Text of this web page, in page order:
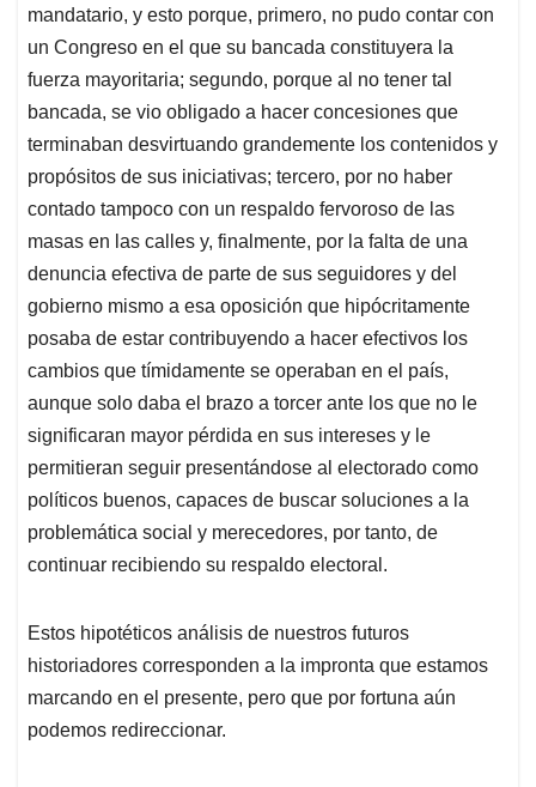
mandatario, y esto porque, primero, no pudo contar con
un Congreso en el que su bancada constituyera la
fuerza mayoritaria; segundo, porque al no tener tal
bancada, se vio obligado a hacer concesiones que
terminaban desvirtuando grandemente los contenidos y
propósitos de sus iniciativas; tercero, por no haber
contado tampoco con un respaldo fervoroso de las
masas en las calles y, finalmente, por la falta de una
denuncia efectiva de parte de sus seguidores y del
gobierno mismo a esa oposición que hipócritamente
posaba de estar contribuyendo a hacer efectivos los
cambios que tímidamente se operaban en el país,
aunque solo daba el brazo a torcer ante los que no le
significaran mayor pérdida en sus intereses y le
permitieran seguir presentándose al electorado como
políticos buenos, capaces de buscar soluciones a la
problemática social y merecedores, por tanto, de
continuar recibiendo su respaldo electoral.
Estos hipotéticos análisis de nuestros futuros
historiadores corresponden a la impronta que estamos
marcando en el presente, pero que por fortuna aún
podemos redireccionar.